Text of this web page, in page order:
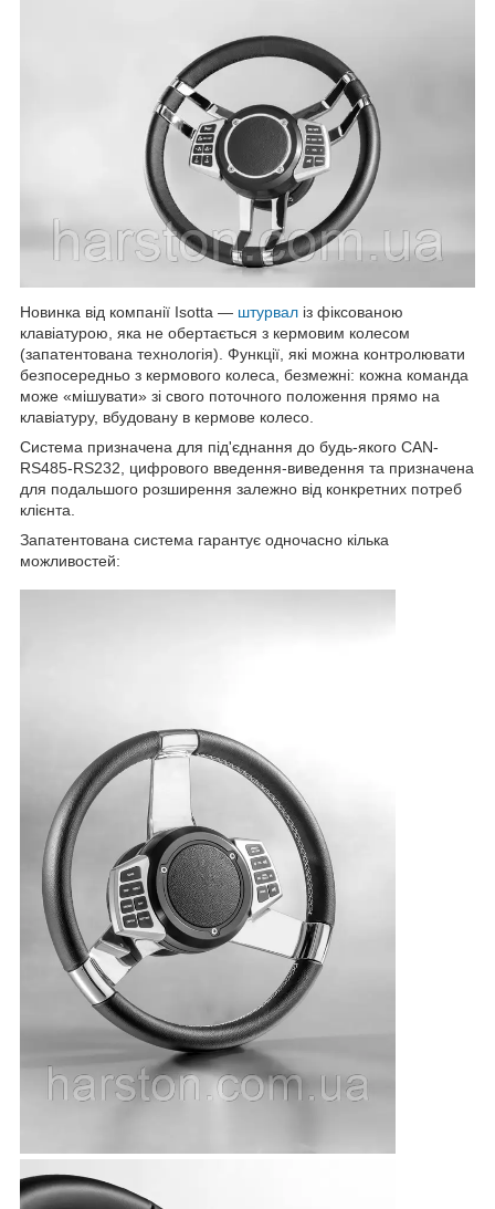
Новинка від компанії Isotta — штурвал із фіксованою
клавіатурою, яка не обертається з кермовим колесом
(запатентована технологія). Функції, які можна контролювати
безпосередньо з кермового колеса, безмежні: кожна команда
може «мішувати» зі свого поточного положення прямо на
клавіатуру, вбудовану в кермове колесо.
Система призначена для під'єднання до будь-якого CAN-
RS485-RS232, цифрового введення-виведення та призначена
для подальшого розширення залежно від конкретних потреб
клієнта.
Запатентована система гарантує одночасно кілька
можливостей: